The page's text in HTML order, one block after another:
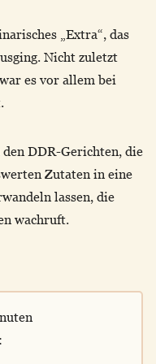
„Extra“, das
Nicht zuletzt
es vor allem bei
DDR-Gerichten, die
Zutaten in eine
lassen, die
wachruft.